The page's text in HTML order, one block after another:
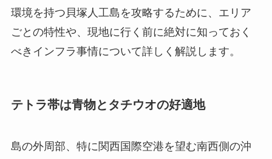
環境を持つ貝塚人工島を攻略するために、エリア
ごとの特性や、現地に行く前に絶対に知っておく
べきインフラ事情について詳しく解説します。
テトラ帯は青物とタチウオの好適地
島の外周部、特に関西国際空港を望む南西側の沖